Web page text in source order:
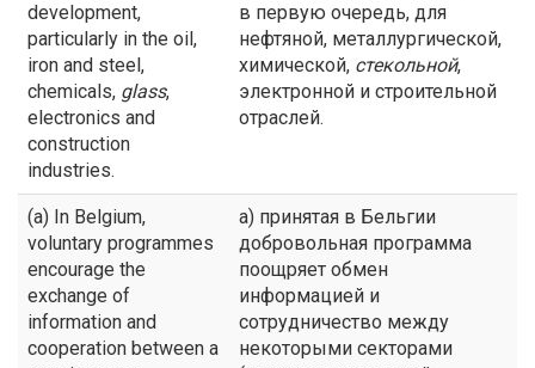
development,
particularly in the oil,
iron and steel,
chemicals, glass,
electronics and
construction
industries.
в первую очередь, для
нефтяной, металлургической,
химической, стекольной,
электронной и строительной
отраслей.
(a) In Belgium,
voluntary programmes
encourage the
exchange of
information and
cooperation between a
а) принятая в Бельгии
добровольная программа
поощряет обмен
информацией и
сотрудничество между
некоторыми секторами